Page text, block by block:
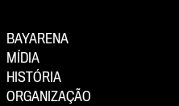
BAYARENA
MÍDIA
HISTÓRIA
ORGANIZAÇÃO